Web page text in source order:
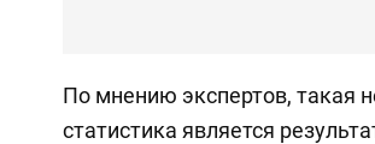
По мнению экспертов, такая
статистика является